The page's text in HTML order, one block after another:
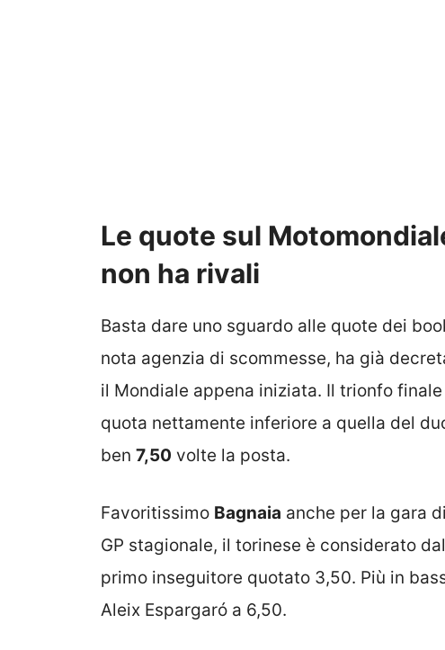
Le quote sul
non ha rivali
Basta dare uno sguardo alle quote dei
nota agenzia di scommesse, ha già
il Mondiale appena iniziata. Il trionfo
quota nettamente inferiore a quella del
ben 7,50 volte la posta.
Favoritissimo Bagnaia anche per la gara
GP stagionale, il torinese è considerato
primo inseguitore quotato 3,50. Più in
Aleix Espargaró a 6,50.